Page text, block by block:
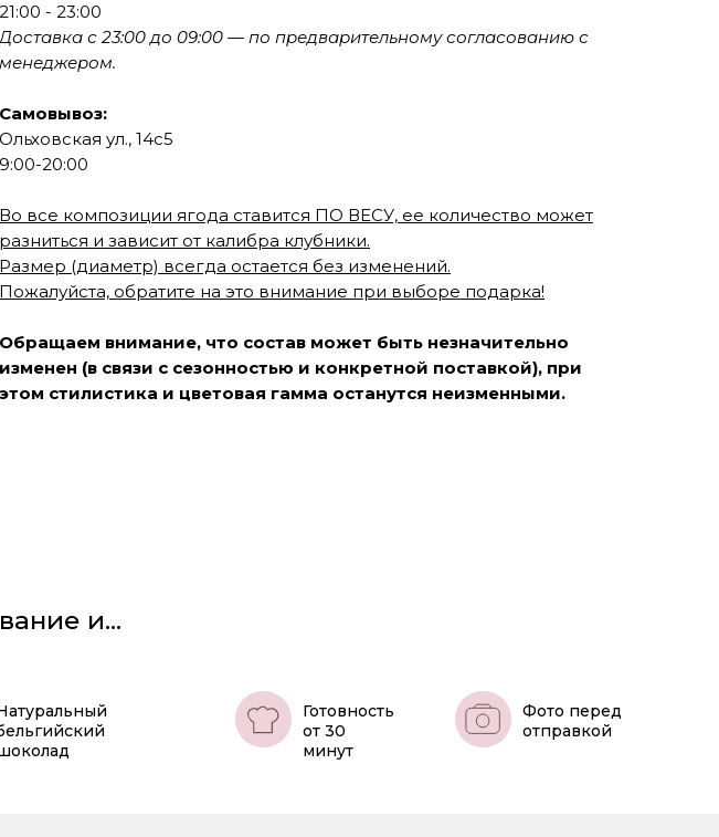
21:00 - 23:00
Доставка с 23:00 до 09:00 — по предварительному согласованию с
менеджером.
Самовывоз:
Ольховская ул., 14с5
9:00-20:00
Во все композиции ягода ставится ПО ВЕСУ, ее количество может
разниться и зависит от калибра клубники.
Размер (диаметр) всегда остается без изменений.
Пожалуйста, обратите на это внимание при выборе подарка!
Обращаем внимание, что состав может быть незначительно
изменен (в связи с сезонностью и конкретной поставкой), при
этом стилистика и цветовая гамма останутся неизменными.
Фото перед
отправкой
Готовность
от 30
минут
и...